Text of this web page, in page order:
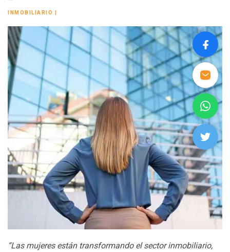
INMOBILIARIO
“Las mujeres están transformando el sector inmobiliario,